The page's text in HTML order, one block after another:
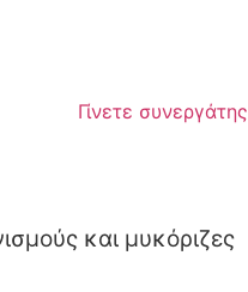
Γίνετε συνεργάτης
και μυκόριζες